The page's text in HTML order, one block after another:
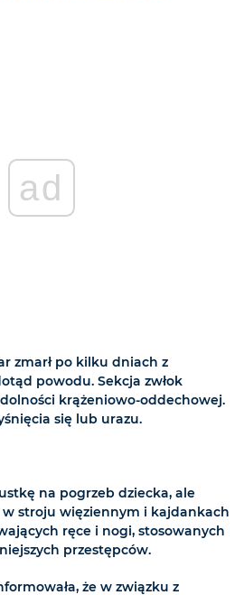
ad
zmarł po kilku dniach z
powodu. Sekcja zwłok
krążeniowo-oddechowej.
się lub urazu.
na pogrzeb dziecka, ale
stroju więziennym i kajdankach
ręce i nogi, stosowanych
przestępców.
że w związku z